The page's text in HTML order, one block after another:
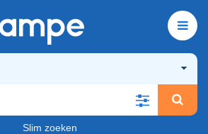
Slim zoeken